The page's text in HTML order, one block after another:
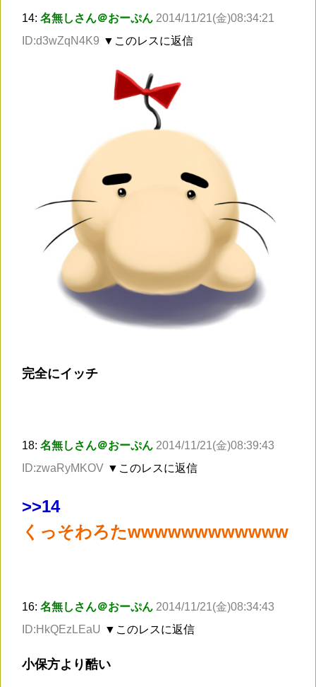
14: 名無しさん＠おーぷん 2014/11/21(金)08:34:21
ID:d3wZqN4K9 ▼このレスに返信
完全にイッチ
18: 名無しさん＠おーぷん 2014/11/21(金)08:39:43
ID:zwaRyMKOV ▼このレスに返信
>>14
くっそわろたwwwwwwwwwwww
16: 名無しさん＠おーぷん 2014/11/21(金)08:34:43
ID:HkQEzLEaU ▼このレスに返信
小保方より酷い